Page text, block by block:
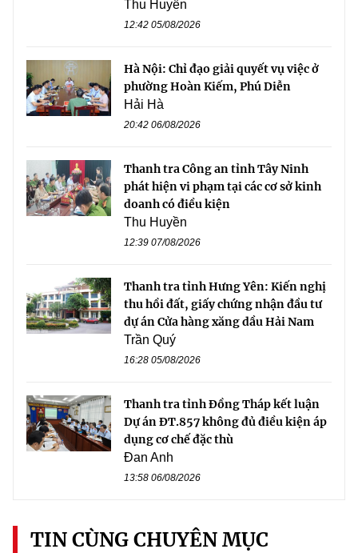
Thu Huyền
12:42 05/08/2026
Hà Nội: Chỉ đạo giải quyết vụ việc ở
phường Hoàn Kiếm, Phú Diễn
Hải Hà
20:42 06/08/2026
Thanh tra Công an tỉnh Tây Ninh
phát hiện vi phạm tại các cơ sở kinh
doanh có điều kiện
Thu Huyền
12:39 07/08/2026
Thanh tra tỉnh Hưng Yên: Kiến nghị
thu hồi đất, giấy chứng nhận đầu tư
dự án Cửa hàng xăng dầu Hải Nam
Trần Quý
16:28 05/08/2026
Thanh tra tỉnh Đồng Tháp kết luận
Dự án ĐT.857 không đủ điều kiện áp
dụng cơ chế đặc thù
Đan Anh
13:58 06/08/2026
TIN CÙNG CHUYÊN MỤC